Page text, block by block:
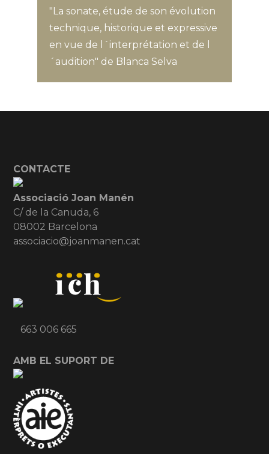
"La sonate, étude de son évolution
technique, historique et expressive
en vue de l´interprétation et de l
´audition" de Blanca Selva
CONTACTE
Associació Joan Manén
C/ de la Canuda, 6
08002 Barcelona
associacio@joanmanen.cat
663 006 665
AMB EL SUPORT DE